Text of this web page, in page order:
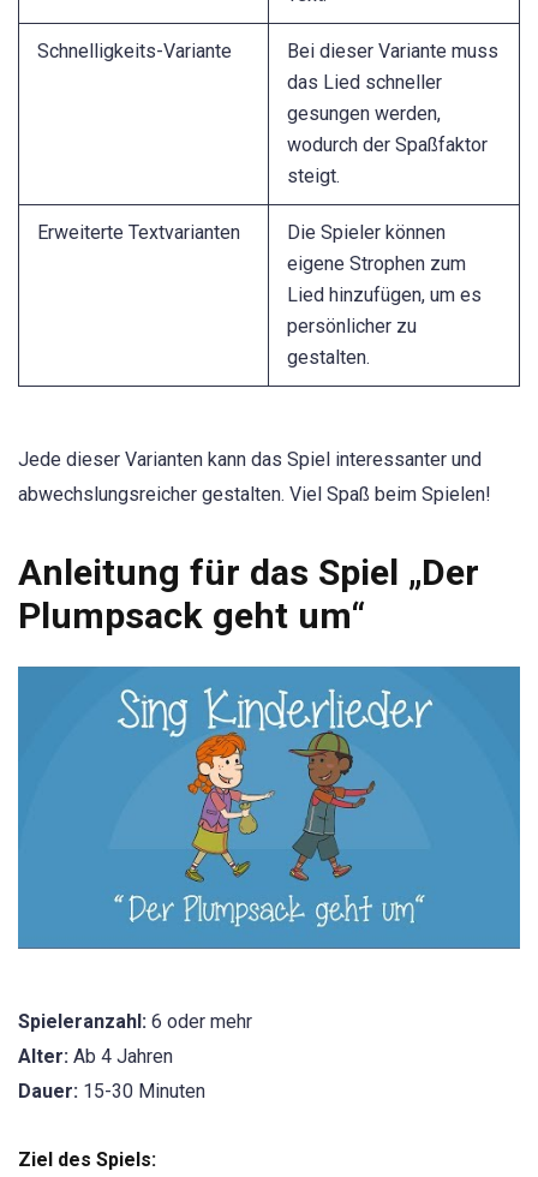
Schnelligkeits-Variante
Bei dieser Variante muss
das Lied schneller
gesungen werden,
wodurch der Spaßfaktor
steigt.
Erweiterte Textvarianten
Die Spieler können
eigene Strophen zum
Lied hinzufügen, um es
persönlicher zu
gestalten.
Jede dieser Varianten kann das Spiel interessanter und
abwechslungsreicher gestalten. Viel Spaß beim Spielen!
Anleitung für das Spiel „Der
Plumpsack geht um“
Spieleranzahl: 6 oder mehr
Alter: Ab 4 Jahren
Dauer: 15-30 Minuten
Ziel des Spiels: